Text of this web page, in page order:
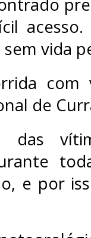
vida
com
de
das
e por